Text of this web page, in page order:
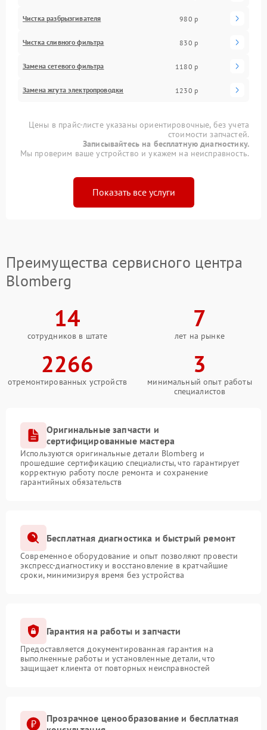
Чистка разбрызгивателя 980 р
Чистка сливного фильтра 830 р
Замена сетевого фильтра 1180 р
Замена жгута электропроводки 1230 р
Цены в прайс-листе указаны ориентировочные, без учета
стоимости запчастей.
Записывайтесь на бесплатную диагностику.
Мы проверим ваше устройство и укажем на неисправность.
Показать все услуги
Преимущества сервисного центра
Blomberg
14
сотрудников в штате
7
лет на рынке
2266
отремонтированных устройств
3
минимальный опыт работы
специалистов
Оригинальные запчасти и
сертифицированные мастера
Используются оригинальные детали Blomberg и
прошедшие сертификацию специалисты, что гарантирует
корректную работу после ремонта и сохранение
гарантийных обязательств
Бесплатная диагностика и быстрый ремонт
Современное оборудование и опыт позволяют провести
экспресс-диагностику и восстановление в кратчайшие
сроки, минимизируя время без устройства
Гарантия на работы и запчасти
Предоставляется документированная гарантия на
выполненные работы и установленные детали, что
защищает клиента от повторных неисправностей
Прозрачное ценообразование и бесплатная